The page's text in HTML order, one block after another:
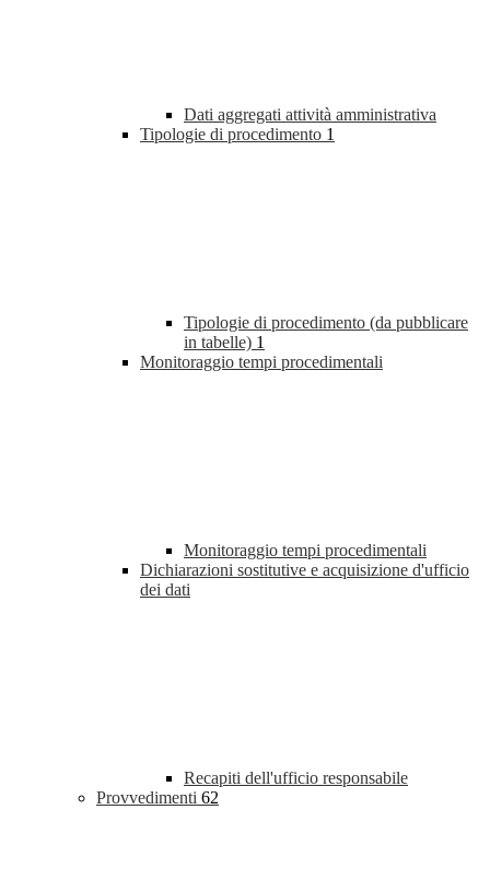
Dati aggregati attività amministrativa
Tipologie di procedimento 1
Tipologie di procedimento (da pubblicare
in tabelle) 1
Monitoraggio tempi procedimentali
Monitoraggio tempi procedimentali
Dichiarazioni sostitutive e acquisizione d'ufficio
dei dati
Recapiti dell'ufficio responsabile
Provvedimenti 62